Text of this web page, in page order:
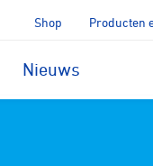
Shop Producten
Nieuws